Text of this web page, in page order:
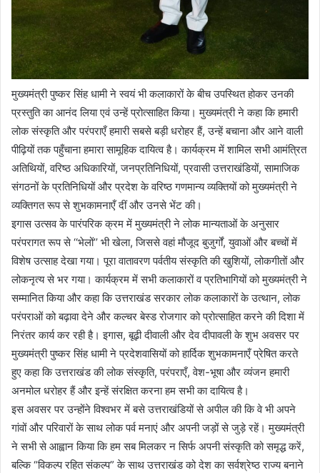
मुख्यमंत्री पुष्कर सिंह धामी ने स्वयं भी कलाकारों के बीच उपस्थित होकर उनकी
प्रस्तुति का आनंद लिया एवं उन्हें प्रोत्साहित किया। मुख्यमंत्री ने कहा कि हमारी
लोक संस्कृति और परंपराएँ हमारी सबसे बड़ी धरोहर हैं, उन्हें बचाना और आने वाली
पीढ़ियों तक पहुँचाना हमारा सामूहिक दायित्व है। कार्यक्रम में शामिल सभी आमंत्रित
अतिथियों, वरिष्ठ अधिकारियों, जनप्रतिनिधियों, प्रवासी उत्तराखंडियों, सामाजिक
संगठनों के प्रतिनिधियों और प्रदेश के वरिष्ठ गणमान्य व्यक्तियों को मुख्यमंत्री ने
व्यक्तिगत रूप से शुभकामनाएँ दीं और उनसे भेंट की।
इगास उत्सव के पारंपरिक क्रम में मुख्यमंत्री ने लोक मान्यताओं के अनुसार
परंपरागत रूप से ‘‘भेलों’’ भी खेला, जिससे वहां मौजूद बुजुर्गों, युवाओं और बच्चों में
विशेष उत्साह देखा गया। पूरा वातावरण पर्वतीय संस्कृति की खुशियों, लोकगीतों और
लोकनृत्य से भर गया। कार्यक्रम में सभी कलाकारों व प्रतिभागियों को मुख्यमंत्री ने
सम्मानित किया और कहा कि उत्तराखंड सरकार लोक कलाकारों के उत्थान, लोक
परंपराओं को बढ़ावा देने और कल्चर बेस्ड रोजगार को प्रोत्साहित करने की दिशा में
निरंतर कार्य कर रही है। इगास, बूढ़ी दीवाली और देव दीपावली के शुभ अवसर पर
मुख्यमंत्री पुष्कर सिंह धामी ने प्रदेशवासियों को हार्दिक शुभकामनाएँ प्रेषित करते
हुए कहा कि उत्तराखंड की लोक संस्कृति, परंपराएँ, वेश-भूषा और व्यंजन हमारी
अनमोल धरोहर हैं और इन्हें संरक्षित करना हम सभी का दायित्व है।
इस अवसर पर उन्होंने विश्वभर में बसे उत्तराखंडियों से अपील की कि वे भी अपने
गांवों और परिवारों के साथ लोक पर्व मनाएं और अपनी जड़ों से जुड़े रहें। मुख्यमंत्री
ने सभी से आह्वान किया कि हम सब मिलकर न सिर्फ अपनी संस्कृति को समृद्ध करें,
बल्कि “विकल्प रहित संकल्प” के साथ उत्तराखंड को देश का सर्वश्रेष्ठ राज्य बनाने